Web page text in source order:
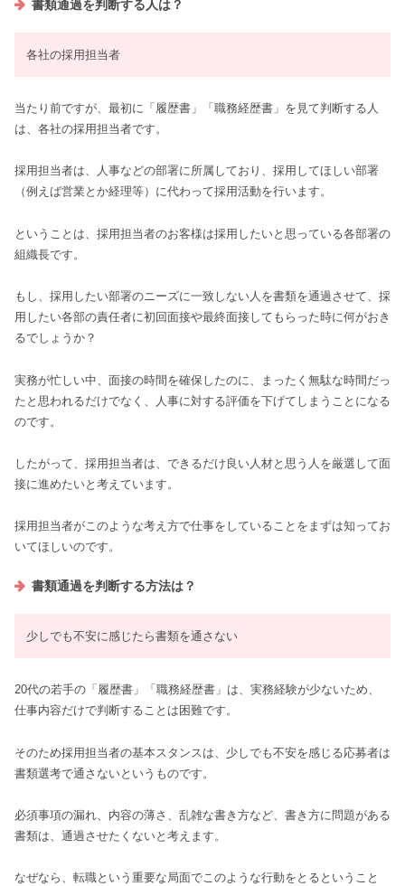
書類通過を判断する人は？
各社の採用担当者
当たり前ですが、最初に「履歴書」「職務経歴書」を見て判断する人
は、各社の採用担当者です。
採用担当者は、人事などの部署に所属しており、採用してほしい部署
（例えば営業とか経理等）に代わって採用活動を行います。
ということは、採用担当者のお客様は採用したいと思っている各部署の
組織長です。
もし、採用したい部署のニーズに一致しない人を書類を通過させて、採
用したい各部の責任者に初回面接や最終面接してもらった時に何がおき
るでしょうか？
実務が忙しい中、面接の時間を確保したのに、まったく無駄な時間だっ
たと思われるだけでなく、人事に対する評価を下げてしまうことになる
のです。
したがって、採用担当者は、できるだけ良い人材と思う人を厳選して面
接に進めたいと考えています。
採用担当者がこのような考え方で仕事をしていることをまずは知ってお
いてほしいのです。
書類通過を判断する方法は？
少しでも不安に感じたら書類を通さない
20代の若手の「履歴書」「職務経歴書」は、実務経験が少ないため、
仕事内容だけで判断することは困難です。
そのため採用担当者の基本スタンスは、少しでも不安を感じる応募者は
書類選考で通さないというものです。
必須事項の漏れ、内容の薄さ、乱雑な書き方など、書き方に問題がある
書類は、通過させたくないと考えます。
なぜなら、転職という重要な局面でこのような行動をとるということ